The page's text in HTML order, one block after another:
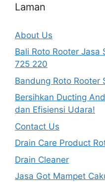
Laman
About Us
Bali Roto Rooter
725 220
Bandung Roto Rooter
Bersihkan Ducting
dan Efisiensi Udara!
Contact Us
Drain Care Product
Drain Cleaner
Jasa Got Mampet